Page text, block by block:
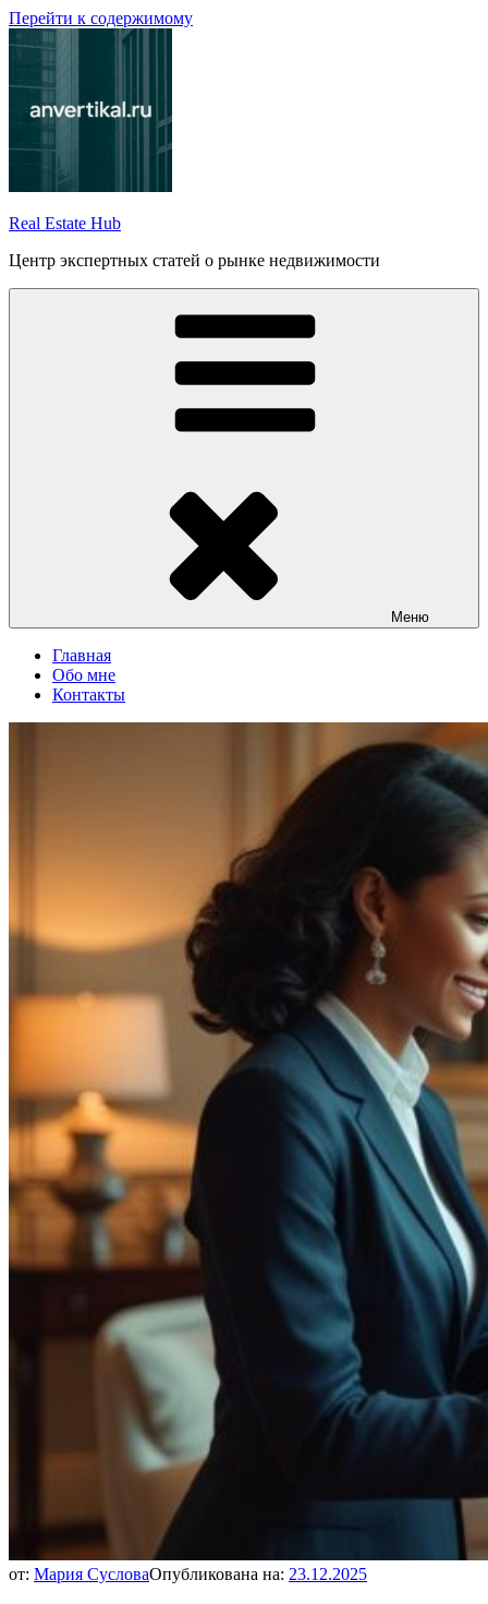
Перейти к содержимому
Real Estate Hub
Центр экспертных статей о рынке недвижимости
Меню
Главная
Обо мне
Контакты
от: Мария СусловаОпубликована на: 23.12.2025